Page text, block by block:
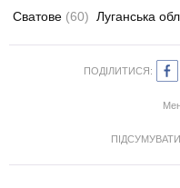
Сватове (60) Луганська
ПОДІЛИТИСЯ: